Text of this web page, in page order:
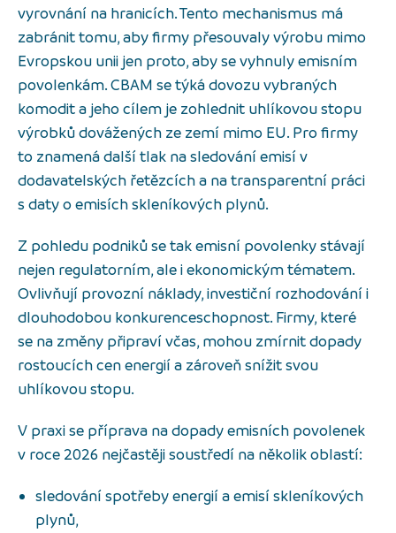
vyrovnání na hranicích. Tento mechanismus má
zabránit tomu, aby firmy přesouvaly výrobu mimo
Evropskou unii jen proto, aby se vyhnuly emisním
povolenkám. CBAM se týká dovozu vybraných
komodit a jeho cílem je zohlednit uhlíkovou stopu
výrobků dovážených ze zemí mimo EU. Pro firmy
to znamená další tlak na sledování emisí v
dodavatelských řetězcích a na transparentní práci
s daty o emisích skleníkových plynů.
Z pohledu podniků se tak emisní povolenky stávají
nejen regulatorním, ale i ekonomickým tématem.
Ovlivňují provozní náklady, investiční rozhodování i
dlouhodobou konkurenceschopnost. Firmy, které
se na změny připraví včas, mohou zmírnit dopady
rostoucích cen energií a zároveň snížit svou
uhlíkovou stopu.
V praxi se příprava na dopady emisních povolenek
v roce 2026 nejčastěji soustředí na několik oblastí:
sledování spotřeby energií a emisí skleníkových
plynů,